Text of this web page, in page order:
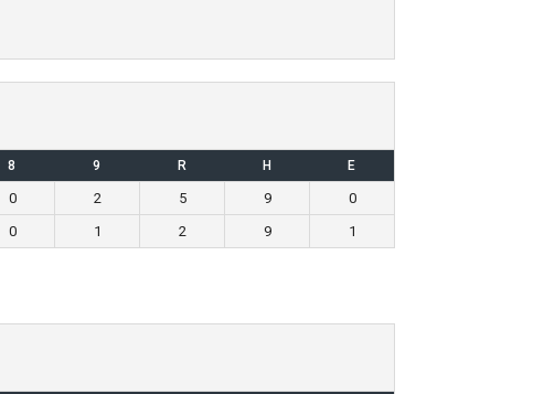
8 9 R H E
0 2 5 9
0
0 1 2 9 1